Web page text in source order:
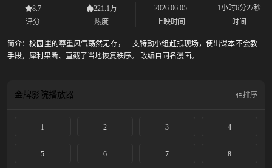
8.7
评分
221.1万
热度
2026.06.05
上映时间
1小时6分27秒
时间
简介：校园里的尊重风气荡然无存，一支特勤小组赶抵现场，使出课本不会教的
手段，犀利果断、直截了当地恢复秩序。 改编自同名漫画。
金牌影院播放器 排序
1 2 3 4
5 6 7 8